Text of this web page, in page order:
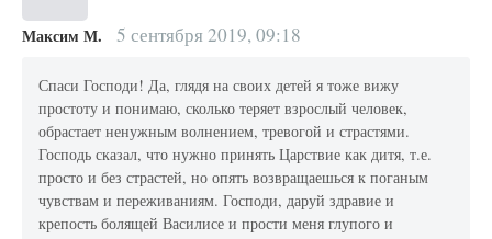
Максим М. 5 сентября 2019, 09:18
Спаси Господи! Да, глядя на своих детей я тоже вижу
простоту и понимаю, сколько теряет взрослый человек,
обрастает ненужным волнением, тревогой и страстями.
Господь сказал, что нужно принять Царствие как дитя, т.е.
просто и без страстей, но опять возвращаешься к поганым
чувствам и переживаниям. Господи, даруй здравие и
крепость болящей Василисе и прости меня глупого и